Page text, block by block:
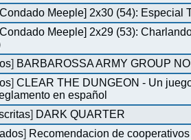
Meeple] 2x30 (54): Especial
Meeple] 2x29 (53):
] BARBAROSSA ARMY GROUP
]CLEAR THE DUNGEON - Un
en español
] DARK QUARTER
] Recomendacion de